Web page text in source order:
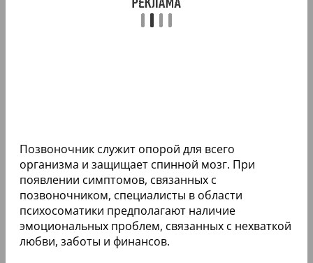
Позвоночник служит опорой для всего
организма и защищает спинной мозг. При
появлении симптомов, связанных с
позвоночником, специалисты в области
психосоматики предполагают наличие
эмоциональных проблем, связанных с нехваткой
любви, заботы и финансов.